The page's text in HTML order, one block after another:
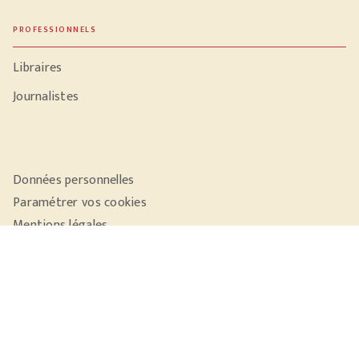
PROFESSIONNELS
Libraires
Journalistes
Données personnelles
Paramétrer vos cookies
Mentions légales